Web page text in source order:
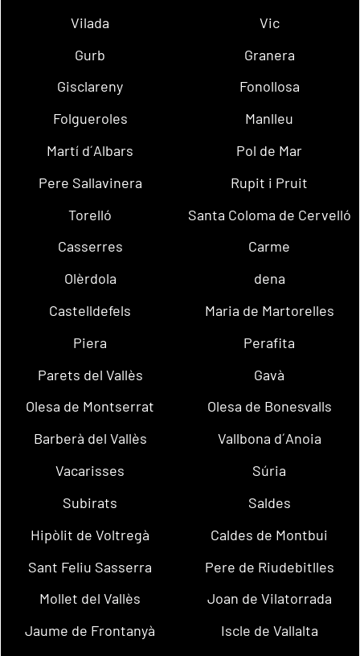
Vilada
Vic
Gurb
Granera
Gisclareny
Fonollosa
Folgueroles
Manlleu
Martí d´Albars
Pol de Mar
Pere Sallavinera
Rupit i Pruit
Torelló
Santa Coloma de Cervelló
Casserres
Carme
Olèrdola
dena
Castelldefels
Maria de Martorelles
Piera
Perafita
Parets del Vallès
Gavà
Olesa de Montserrat
Olesa de Bonesvalls
Barberà del Vallès
Vallbona d´Anoia
Vacarisses
Súria
Subirats
Saldes
Hipòlit de Voltregà
Caldes de Montbui
Sant Feliu Sasserra
Pere de Riudebitlles
Mollet del Vallès
Joan de Vilatorrada
Jaume de Frontanyà
Iscle de Vallalta